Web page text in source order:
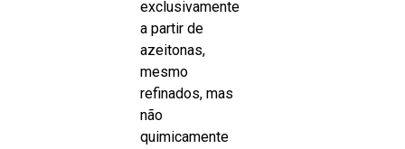
exclusivamente
a partir de
azeitonas,
mesmo
refinados, mas
não
quimicamente